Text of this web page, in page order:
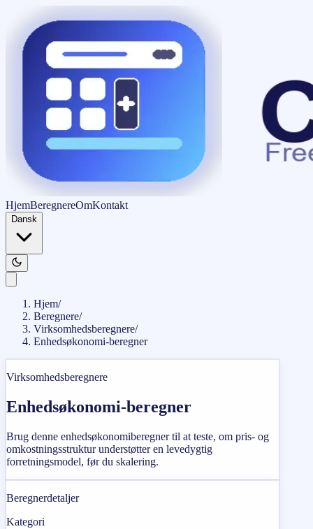
HjemBeregnereOmKontakt
Dansk
Hjem/
Beregnere/
Virksomhedsberegnere/
Enhedsøkonomi-beregner
Virksomhedsberegnere
Enhedsøkonomi-beregner
Brug denne enhedsøkonomiberegner til at teste, om pris- og
omkostningsstruktur understøtter en levedygtig
forretningsmodel, før du skalering.
Beregnerdetaljer
Kategori